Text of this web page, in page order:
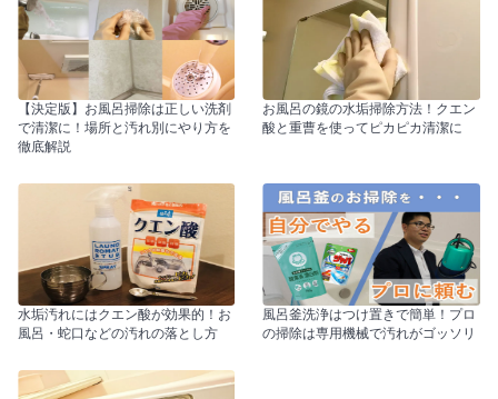
【決定版】お風呂掃除は正しい洗剤
で清潔に！場所と汚れ別にやり方を
徹底解説
お風呂の鏡の水垢掃除方法！クエン
酸と重曹を使ってピカピカ清潔に
水垢汚れにはクエン酸が効果的！お
風呂・蛇口などの汚れの落とし方
風呂釜洗浄はつけ置きで簡単！プロ
の掃除は専用機械で汚れがゴッソリ